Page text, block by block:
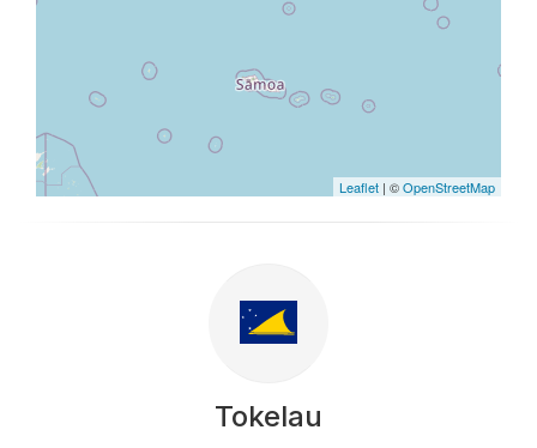
Leaflet | ©OpenStreetMap
Tokelau